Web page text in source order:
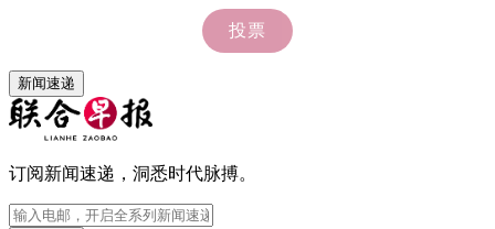
新闻速递
订阅新闻速递，洞悉时代脉搏。